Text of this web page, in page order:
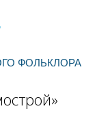
ФОЛЬКЛОРА